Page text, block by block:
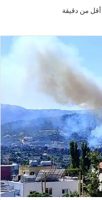
أقل من دقيقة